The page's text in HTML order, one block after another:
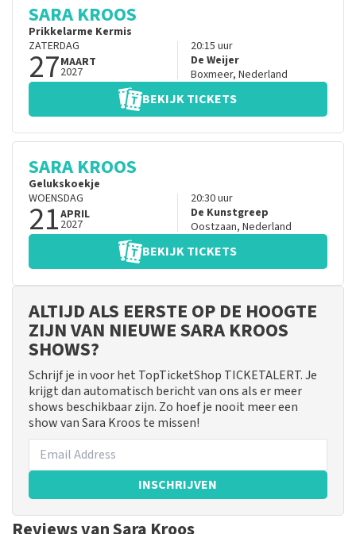
SARA KROOS
Prikkelarme Kermis
ZATERDAG
27MAART
2027
20:15 uur
De Weijer
Boxmeer, Nederland
BEKIJK TICKETS
SARA KROOS
Gelukskoekje
WOENSDAG
21APRIL
2027
20:30uur
De Kunstgreep
Oostzaan, Nederland
BEKIJK TICKETS
ALTIJD ALS EERSTE OP DE HOOGTE
ZIJN VAN NIEUWE SARA KROOS
SHOWS?
Schrijf je in voor het TopTicketShop TICKETALERT. Je
krijgt dan automatisch bericht van ons als er meer
shows beschikbaar zijn. Zo hoef je nooit meer een
show van Sara Kroos te missen!
INSCHRIJVEN